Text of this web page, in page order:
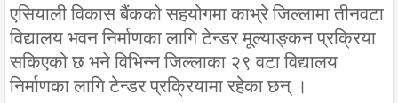
एसियाली विकास बैंकको सहयोगमा काभ्रे जिल्लामा तीनवटा
विद्यालय भवन निर्माणका लागि टेन्डर मूल्याङ्कन प्रक्रिया
सकिएको छ भने विभिन्न जिल्लाका २९ वटा विद्यालय
निर्माणका लागि टेन्डर प्रक्रियामा रहेका छन् ।